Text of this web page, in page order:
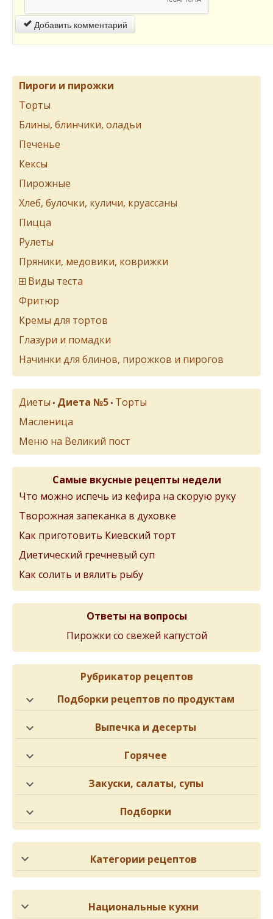
Добавить комментарий
Пироги и пирожки
Торты
Блины, блинчики, оладьи
Печенье
Кексы
Пирожные
Хлеб, булочки, куличи, круассаны
Пицца
Рулеты
Пряники, медовики, коврижки
Виды теста
Фритюр
Кремы для тортов
Глазури и помадки
Начинки для блинов, пирожков и пирогов
Диеты • Диета №5 • Торты
Масленица
Меню на Великий пост
Самые вкусные рецепты недели
Что можно испечь из кефира на скорую руку
Творожная запеканка в духовке
Как приготовить Киевский торт
Диетический гречневый суп
Как солить и вялить рыбу
Ответы на вопросы
Пирожки со свежей капустой
Рубрикатор рецептов
Подборки рецептов по продуктам
Выпечка и десерты
Горячее
Закуски, салаты, супы
Подборки
Категории рецептов
Национальные кухни